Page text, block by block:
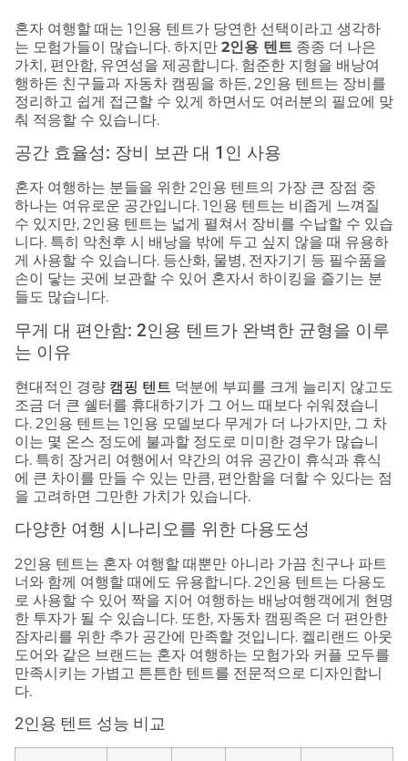
혼자 여행할 때는 1인용 텐트가 당연한 선택이라고 생각하
는 모험가들이 많습니다. 하지만 2인용 텐트 종종 더 나은
가치, 편안함, 유연성을 제공합니다. 험준한 지형을 배낭여
행하든 친구들과 자동차 캠핑을 하든, 2인용 텐트는 장비를
정리하고 쉽게 접근할 수 있게 하면서도 여러분의 필요에 맞
춰 적응할 수 있습니다.
공간 효율성: 장비 보관 대 1인 사용
혼자 여행하는 분들을 위한 2인용 텐트의 가장 큰 장점 중
하나는 여유로운 공간입니다. 1인용 텐트는 비좁게 느껴질
수 있지만, 2인용 텐트는 넓게 펼쳐서 장비를 수납할 수 있습
니다. 특히 악천후 시 배낭을 밖에 두고 싶지 않을 때 유용하
게 사용할 수 있습니다. 등산화, 물병, 전자기기 등 필수품을
손이 닿는 곳에 보관할 수 있어 혼자서 하이킹을 즐기는 분
들도 많습니다.
무게 대 편안함: 2인용 텐트가 완벽한 균형을 이루
는 이유
현대적인 경량 캠핑 텐트 덕분에 부피를 크게 늘리지 않고도
조금 더 큰 쉘터를 휴대하기가 그 어느 때보다 쉬워졌습니
다. 2인용 텐트는 1인용 모델보다 무게가 더 나가지만, 그 차
이는 몇 온스 정도에 불과할 정도로 미미한 경우가 많습니
다. 특히 장거리 여행에서 약간의 여유 공간이 휴식과 휴식
에 큰 차이를 만들 수 있는 만큼, 편안함을 더할 수 있다는 점
을 고려하면 그만한 가치가 있습니다.
다양한 여행 시나리오를 위한 다용도성
2인용 텐트는 혼자 여행할 때뿐만 아니라 가끔 친구나 파트
너와 함께 여행할 때에도 유용합니다. 2인용 텐트는 다용도
로 사용할 수 있어 짝을 지어 여행하는 배낭여행객에게 현명
한 투자가 될 수 있습니다. 또한, 자동차 캠핑족은 더 편안한
잠자리를 위한 추가 공간에 만족할 것입니다. 켈리랜드 아웃
도어와 같은 브랜드는 혼자 여행하는 모험가와 커플 모두를
만족시키는 가볍고 튼튼한 텐트를 전문적으로 디자인합니
다.
2인용 텐트 성능 비교